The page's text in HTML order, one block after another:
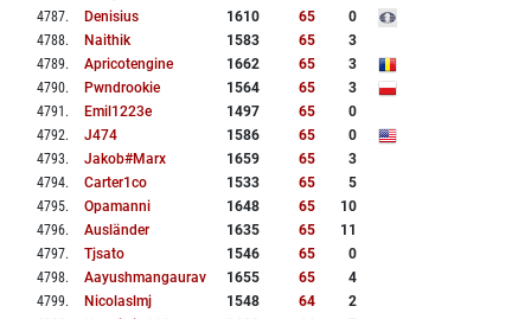
4787. Denisius 1610 65
0
4788. Naithik 1583 65
3
4789. Apricotengine 1662 65
3
4790. Pwndrookie 1564 65
3
4791 . Emil1223e 1497 65
0
4792. J474 1586 65
0
4793. Jakob#marx 1659 65
3
4794. Carter1co 1533 65
5
4795. Opamanni 1648 65
10
4796. Ausländer 1635 65
11
4797. Tjsato 1546 65
0
4798. Aayushmangaurav 1655 65
4
4799. Nicolaslmj 1548 64
2